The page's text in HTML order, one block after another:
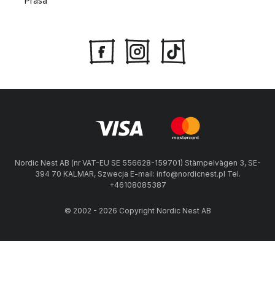
Nordic Nest AB (nr VAT-EU SE 556628-159701) Stämpelvägen 3, SE-
394 70 KALMAR, Szwecja E-mail: info@nordicnest.pl Tel.
+46108085387
© 2002 - 2026 Copyright Nordic Nest AB